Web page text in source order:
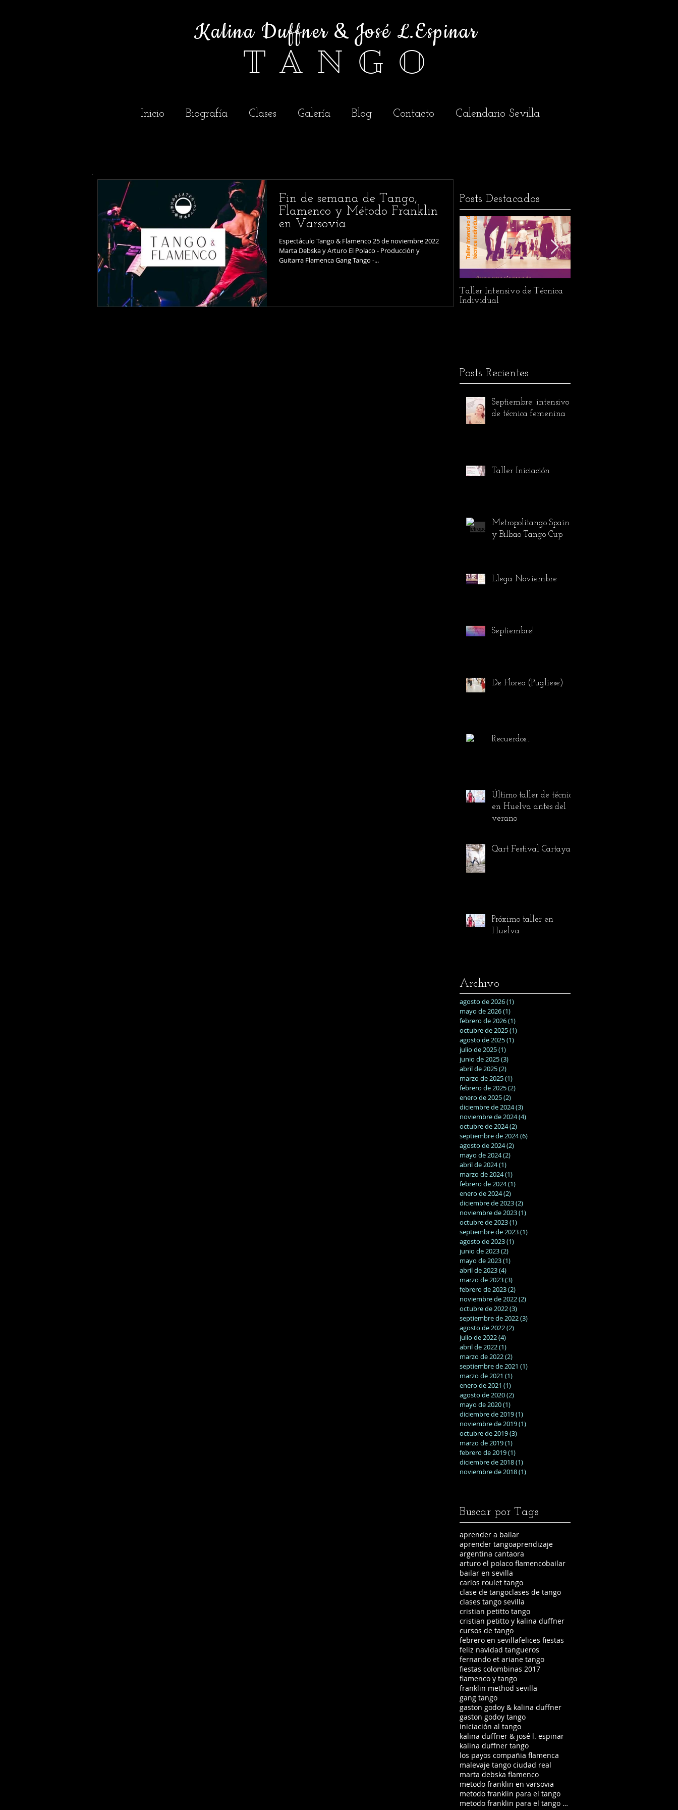
Kalina Duffner & José L.Espinar
T A N G O
Inicio Biografía Clases Galería Blog Contacto Calendario Sevilla
Fin de semana de Tango,
Flamenco y Método Franklin
en Varsovia
Espectáculo Tango & Flamenco 25 de noviembre 2022
Marta Debska y Arturo El Polaco - Producción y
Guitarra Flamenca Gang Tango -...
Posts Destacados
Taller Intensivo de Técnica
Individual
Posts Recientes
Septiembre: intensivo
de técnica femenina
Taller Iniciación
Metropolitango Spain
y Bilbao Tango Cup
Llega Noviembre
Septiembre!
De Floreo (Pugliese)
Recuerdos...
Último taller de técnica
en Huelva antes del
verano
Qart Festival Cartaya
Próximo taller en
Huelva
Archivo
agosto de 2026(1)
mayo de 2026(1)
febrero de 2026(1)
octubre de 2025(1)
agosto de 2025(1)
julio de 2025(1)
junio de 2025(3)
abril de 2025(2)
marzo de 2025(1)
febrero de 2025(2)
enero de 2025(2)
diciembre de 2024(3)
noviembre de 2024(4)
octubre de 2024(2)
septiembre de 2024(6)
agosto de 2024(2)
mayo de 2024(2)
abril de 2024(1)
marzo de 2024(1)
febrero de 2024(1)
enero de 2024(2)
diciembre de 2023(2)
noviembre de 2023(1)
octubre de 2023(1)
septiembre de 2023(1)
agosto de 2023(1)
junio de 2023(2)
mayo de 2023(1)
abril de 2023(4)
marzo de 2023(3)
febrero de 2023(2)
noviembre de 2022(2)
octubre de 2022(3)
septiembre de 2022(3)
agosto de 2022(2)
julio de 2022(4)
abril de 2022(1)
marzo de 2022(2)
septiembre de 2021 (1)
marzo de 2021 (1)
enero de 2021 (1)
agosto de 2020(2)
mayo de 2020(1)
diciembre de 2019(1)
noviembre de 2019(1)
octubre de 2019(3)
marzo de 2019(1)
febrero de 2019(1)
diciembre de 2018(1)
noviembre de 2018(1)
Buscar por Tags
aprender a bailar
aprender tangoaprendizaje
argentina cantaora
arturo el polaco flamencobailar
bailar en sevilla
carlos roulet tango
clase de tangoclases de tango
clases tango sevilla
cristian petitto tango
cristian petitto y kalina duffner
cursos de tango
febrero en sevillafelices fiestas
feliz navidad tangueros
fernando et ariane tango
fiestas colombinas 2017
flamenco y tango
franklin method sevilla
gang tango
gaston godoy & kalina duffner
gaston godoy tango
iniciación al tango
kalina duffner & josé l. espinar
kalina duffner tango
los payos compañia flamenca
malevaje tango ciudad real
marta debska flamenco
metodo franklin en varsovia
metodo franklin para el tango
metodo franklin para el tango en ciudad real